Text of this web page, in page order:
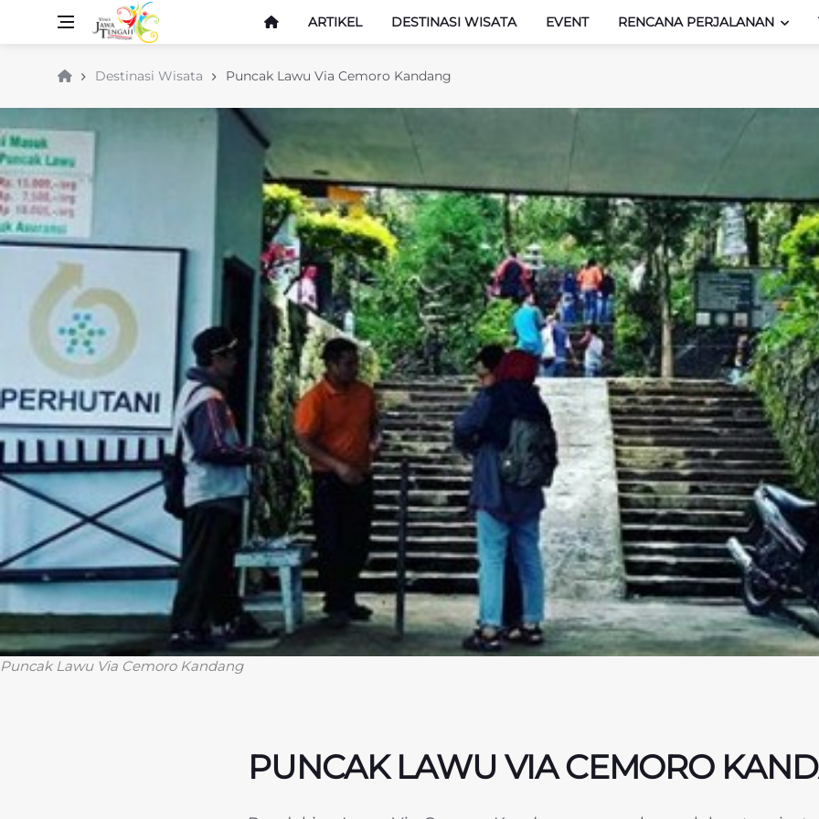
ARTIKEL DESTINASI WISATA EVENT RENCANA PERJALANAN
Destinasi Wisata Puncak Lawu Via Cemoro Kandang
Puncak Lawu Via Cemoro Kandang
PUNCAK LAWU VIA CEMORO